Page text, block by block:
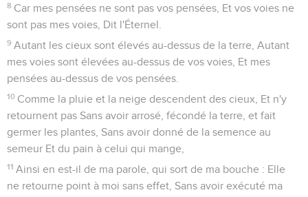
8 Car mes pensées ne sont pas vos pensées, Et vos voies ne
sont pas mes voies, Dit l'Éternel.
9 Autant les cieux sont élevés au-dessus de la terre, Autant
mes voies sont élevées au-dessus de vos voies, Et mes
pensées au-dessus de vos pensées.
10 Comme la pluie et la neige descendent des cieux, Et n'y
retournent pas Sans avoir arrosé, fécondé la terre, et fait
germer les plantes, Sans avoir donné de la semence au
semeur Et du pain à celui qui mange,
11 Ainsi en est-il de ma parole, qui sort de ma bouche : Elle
ne retourne point à moi sans effet, Sans avoir exécuté ma